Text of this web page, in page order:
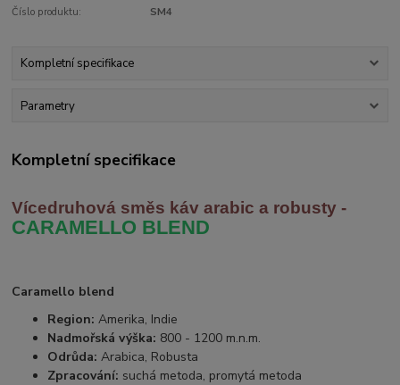
Číslo produktu: SM4
Kompletní specifikace
Parametry
Kompletní specifikace
Vícedruhová směs káv arabic a robusty -
CARAMELLO BLEND
Caramello blend
Region: Amerika, Indie
Nadmořská výška: 800 - 1200 m.n.m.
Odrůda: Arabica, Robusta
Zpracování: suchá metoda, promytá metoda